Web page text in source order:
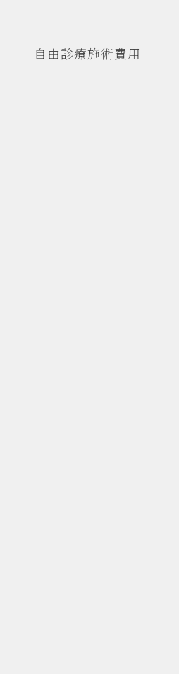
自由診療施術費用